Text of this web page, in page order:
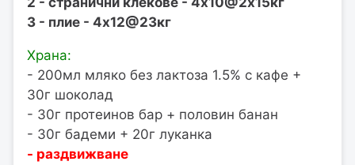
3 - плие - 4х12@23кг
Храна:
- 200мл мляко без лактоза 1.5% с кафе +
30г шоколад
- 30г протеинов бар + половин банан
- 30г бадеми + 20г луканка
- раздвижване